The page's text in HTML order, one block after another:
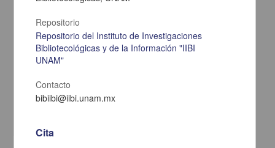
El derecho a la información desde la perspectiva costarricense: un
bien de carácter público
Solano Murillo, Rosario; Meza Pérez, José Pablo - Centro
Artes y Humanidades
Repositorio
Repositorio del Instituto de Investigaciones
Bibliotecológicas y de la Información "IIBI
UNAM"
Contacto
bibiibi@iibi.unam.mx
Cita